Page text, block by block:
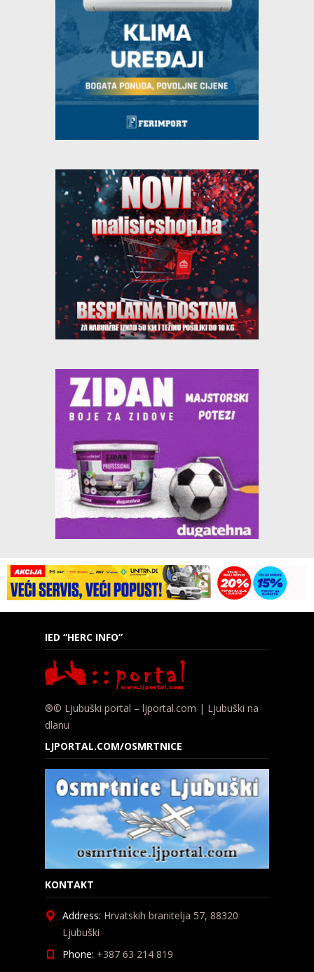
IED “HERC INFO”
®© Ljubuški portal – ljportal.com | Ljubuški na
dlanu
LJPORTAL.COM/OSMRTNICE
KONTAKT
Address: Hrvatskih branitelja 57, 88320
Ljubuški
Phone: +387 63 214 819